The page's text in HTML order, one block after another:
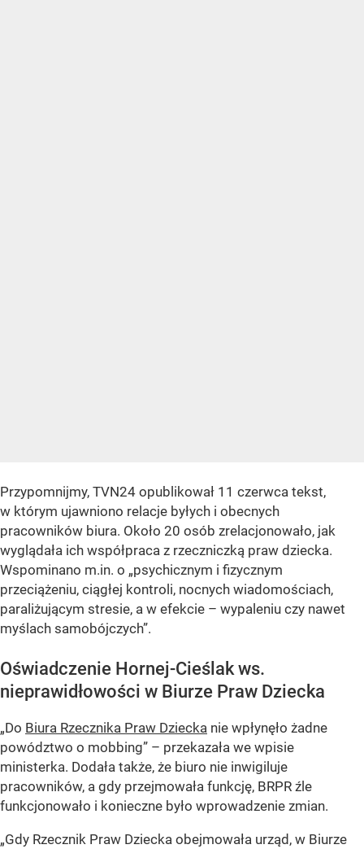
Przypomnijmy, TVN24 opublikował 11 czerwca tekst,
w którym ujawniono relacje byłych i obecnych
pracowników biura. Około 20 osób zrelacjonowało, jak
wyglądała ich współpraca z rzeczniczką praw dziecka.
Wspominano m.in. o „psychicznym i fizycznym
przeciążeniu, ciągłej kontroli, nocnych wiadomościach,
paraliżującym stresie, a w efekcie – wypaleniu czy nawet
myślach samobójczych”.
Oświadczenie Hornej-Cieślak ws.
nieprawidłowości w Biurze Praw Dziecka
„Do Biura Rzecznika Praw Dziecka nie wpłynęło żadne
powództwo o mobbing” – przekazała we wpisie
ministerka. Dodała także, że biuro nie inwigiluje
pracowników, a gdy przejmowała funkcję, BRPR źle
funkcjonowało i konieczne było wprowadzenie zmian.
„Gdy Rzecznik Praw Dziecka obejmowała urząd, w Biurze